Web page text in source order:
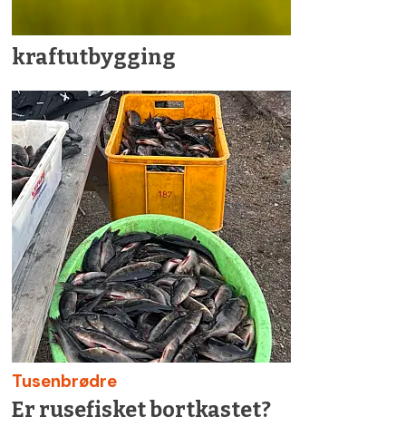
kraftutbygging
Tusenbrødre
Er rusefisket bortkastet?